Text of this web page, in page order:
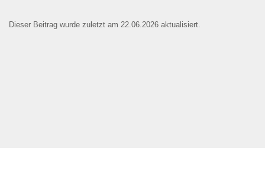
Kontaktaufnahme und ist nicht
Dieser Beitrag wurde zuletzt am 22.06.2026 aktualisiert.